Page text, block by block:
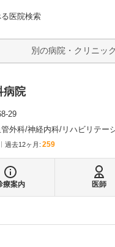
医院検索
病院
29
外科 神経内科 リハビリテー
過去12ヶ月: 259
療案内 医師